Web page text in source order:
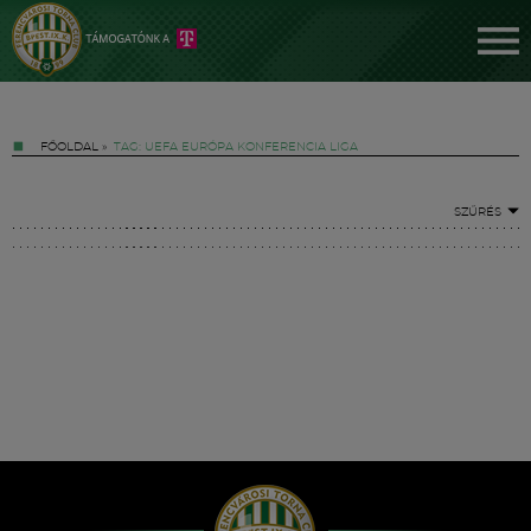
FŐOLDAL » TAG: UEFA EURÓPA KONFERENCIA LIGA
SZŰRÉS
Hírek